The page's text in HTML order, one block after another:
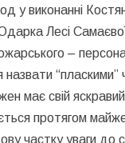
у виконанні
Лесі
–
назвати “пласкими”
має свій
протягом
частку уваги до